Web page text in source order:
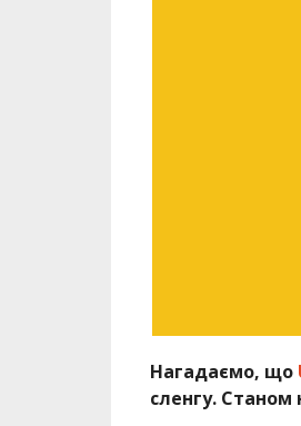
Нагадаємо, що
сленгу. Станом